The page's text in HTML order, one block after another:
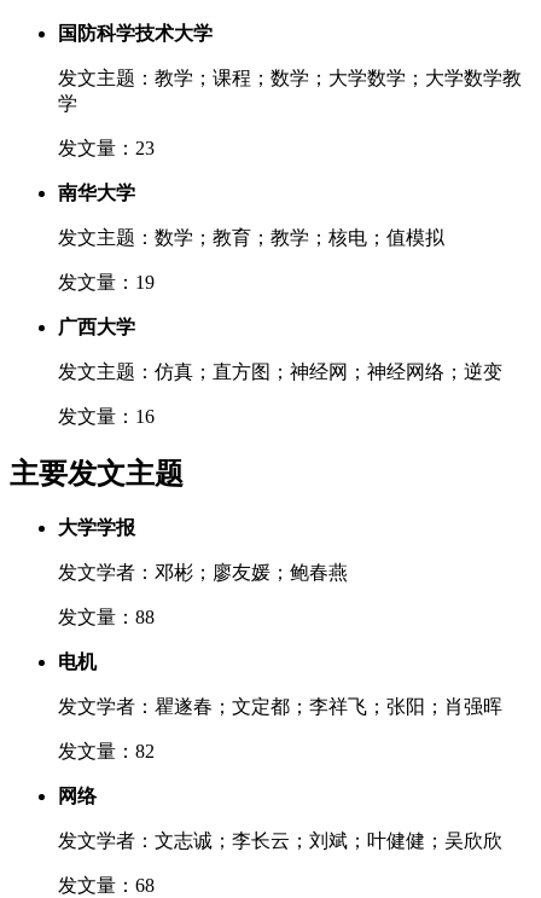
国防科学技术大学
发文主题：教学；课程；数学；大学数学；大学数学教
学
发文量：23
南华大学
发文主题：数学；教育；教学；核电；值模拟
发文量：19
广西大学
发文主题：仿真；直方图；神经网；神经网络；逆变
发文量：16
主要发文主题
大学学报
发文学者：邓彬；廖友媛；鲍春燕
发文量：88
电机
发文学者：瞿遂春；文定都；李祥飞；张阳；肖强晖
发文量：82
网络
发文学者：文志诚；李长云；刘斌；叶健健；吴欣欣
发文量：68